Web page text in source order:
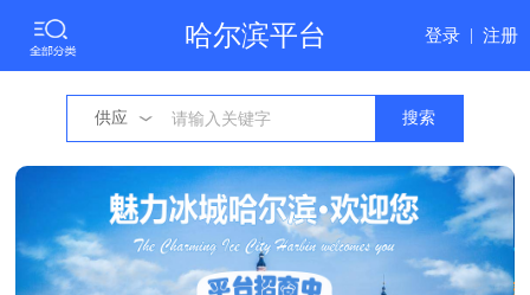
哈尔滨平台 登录 |注册
供应 搜索